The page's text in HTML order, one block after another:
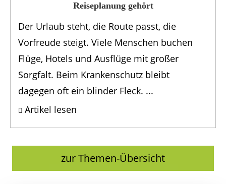
Reiseplanung gehört
Der Urlaub steht, die Route passt, die
Vorfreude steigt. Viele Menschen buchen
Flüge, Hotels und Ausflüge mit großer
Sorgfalt. Beim Krankenschutz bleibt
dagegen oft ein blinder Fleck. ...
Artikel lesen
zur Themen-Übersicht